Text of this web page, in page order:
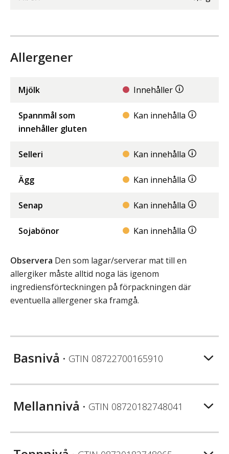
Allergener
Mjölk Innehåller
Spannmål som
innehåller gluten
Kan innehålla
Selleri Kan innehålla
Ägg Kan innehålla
Senap Kan innehålla
Sojabönor Kan innehålla
Observera Den som lagar/serverar mat till en
allergiker måste alltid noga läs igenom
ingrediensförteckningen på förpackningen där
eventuella allergener ska framgå.
Basnivå • GTIN 08722700165910
Mellannivå • GTIN 08720182748041